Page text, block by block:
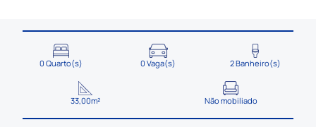
0 Quarto(s) 0 Vaga(s) 2 Banheiro(s)
33,00m² Não mobiliado